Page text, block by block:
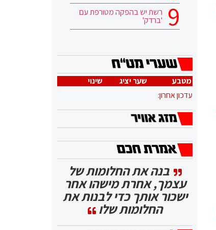
רשת יש בהפקה מטורפת עם
'ברדק'
מטבע שער יציג
שינוי
עדכון אחרון:
בנה את החלומות של
עצמך, אחרת מישהו אחר
ישכור אותך כדי לבנות את
החלומות שלו